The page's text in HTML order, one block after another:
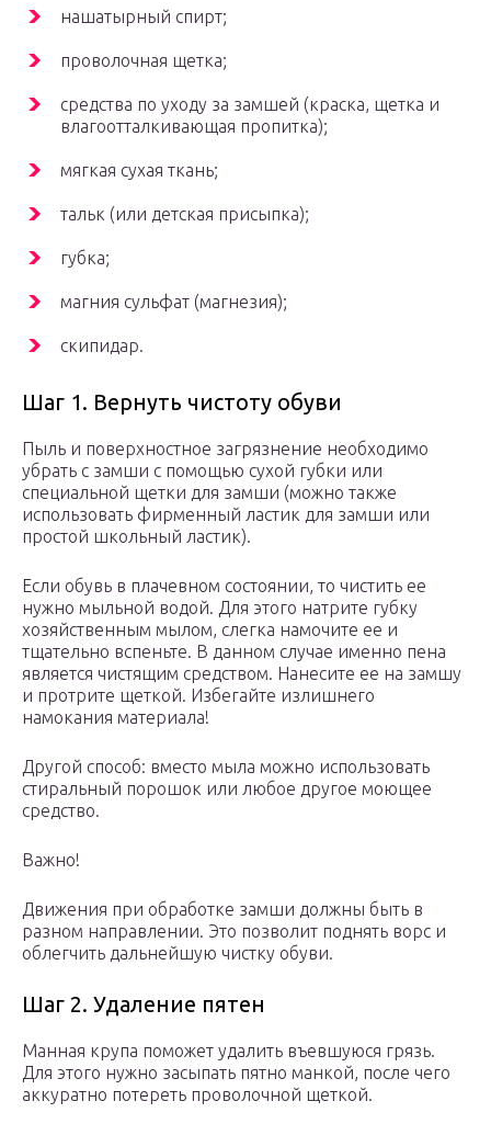
нашатырный спирт;
проволочная щетка;
средства по уходу за замшей (краска, щетка и
влагоотталкивающая пропитка);
мягкая сухая ткань;
тальк (или детская присыпка);
губка;
магния сульфат (магнезия);
скипидар.
Шаг 1. Вернуть чистоту обуви
Пыль и поверхностное загрязнение необходимо
убрать с замши с помощью сухой губки или
специальной щетки для замши (можно также
использовать фирменный ластик для замши или
простой школьный ластик).
Если обувь в плачевном состоянии, то чистить ее
нужно мыльной водой. Для этого натрите губку
хозяйственным мылом, слегка намочите ее и
тщательно вспеньте. В данном случае именно пена
является чистящим средством. Нанесите ее на замшу
и протрите щеткой. Избегайте излишнего
намокания материала!
Другой способ: вместо мыла можно использовать
стиральный порошок или любое другое моющее
средство.
Важно!
Движения при обработке замши должны быть в
разном направлении. Это позволит поднять ворс и
облегчить дальнейшую чистку обуви.
Шаг 2. Удаление пятен
Манная крупа поможет удалить въевшуюся грязь.
Для этого нужно засыпать пятно манкой, после чего
аккуратно потереть проволочной щеткой.